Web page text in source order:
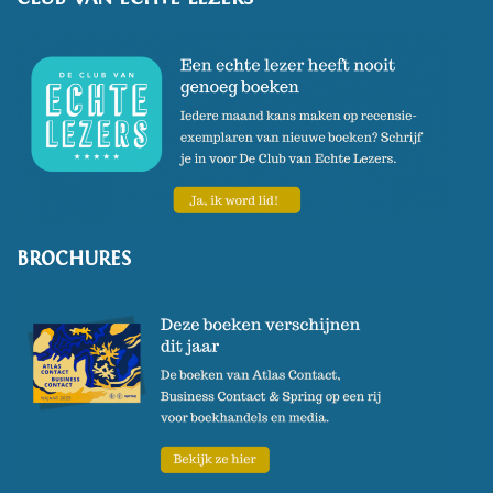
BROCHURES